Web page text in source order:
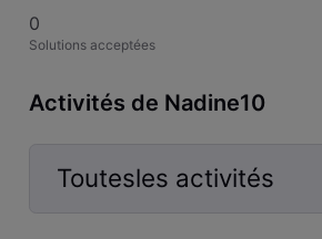
0
Solutions acceptées
Activités de Nadine10
Toutesles activités